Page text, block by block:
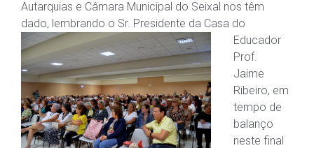
Autarquias e Câmara Municipal do Seixal nos têm
dado, lembrando o Sr. Presidente da Casa do
Educador
Prof.
Jaime
Ribeiro, em
tempo de
balanço
neste final